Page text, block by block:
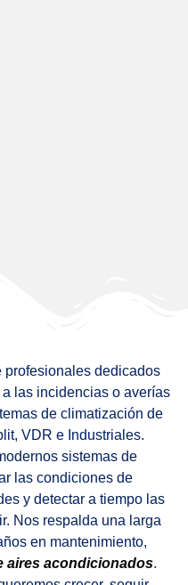
profesionales dedicados
las incidencias o averías
de climatización de
VDR e Industriales.
sistemas de
las condiciones de
y detectar a tiempo las
Nos respalda una larga
en mantenimiento,
aires acondicionados.